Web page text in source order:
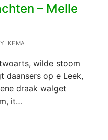
– Melle
wilde stoom
daansers op e Leek,
draak walget
it…